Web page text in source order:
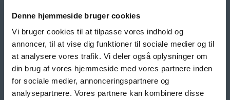
Denne hjemmeside bruger cookies
Vi bruger cookies til at tilpasse vores indhold og
annoncer, til at vise dig funktioner til sociale medier og til
at analysere vores trafik. Vi deler også oplysninger om
din brug af vores hjemmeside med vores partnere inden
for sociale medier, annonceringspartnere og
analysepartnere. Vores partnere kan kombinere disse
Indoor bannere
Outdoor Bannere
Roll Up Banner
Flex Display
Beachflag
Logo- og reklame måtter